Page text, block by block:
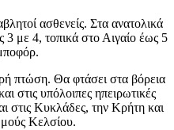
ασθενείς. Στα ανατολικά
3 με 4, τοπικά στο Αιγαίο έως 5
πτώση. Θα φτάσει στα βόρεια
στις υπόλοιπες ηπειρωτικές
στις Κυκλάδες, την Κρήτη και
Κελσίου.